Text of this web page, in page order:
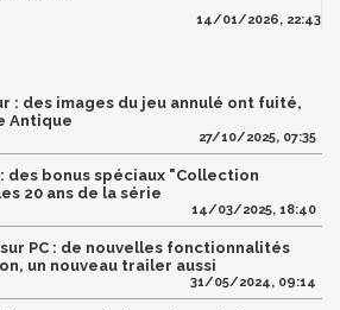
14/01/2026, 22:43
: des images du jeu annulé ont fuité,
Antique
27/10/2025, 07:35
des bonus spéciaux "Collection
20 ans de la série
14/03/2025, 18:40
PC : de nouvelles fonctionnalités
un nouveau trailer aussi
31/05/2024, 09:14